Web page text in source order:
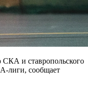
и ставропольского
лиги, сообщает